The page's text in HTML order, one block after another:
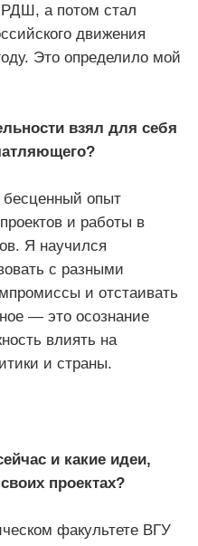
РДШ, а потом стал
движения
Это определило мой
взял для себя
опыт
и работы в
Я научился
с разными
и отстаивать
— это осознание
влиять на
и страны.
и какие идеи,
проектах?
факультете ВГУ